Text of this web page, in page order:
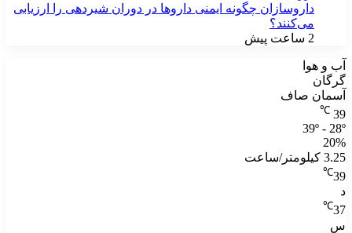
داروسازان چگونه ایمنی داروها در دوران شیردهی را ارزیابی
می‌کنند؟
2 ساعت پیش
آب و هوا
گرگان
آسمان صاف
39
℃
39º - 28º
20%
3.25 کیلومتر/ساعت
39
℃
د
37
℃
س